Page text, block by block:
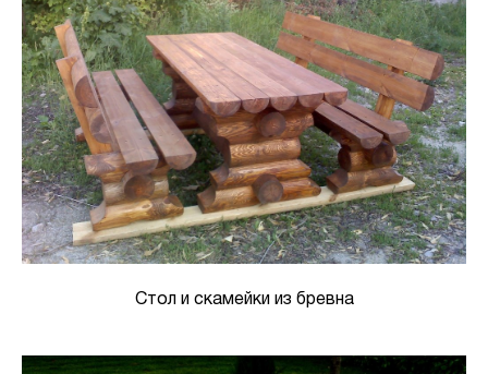
Стол и скамейки из бревна